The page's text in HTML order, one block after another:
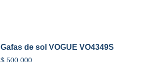
Gafas de sol VOGUE VO4349S
$500.000